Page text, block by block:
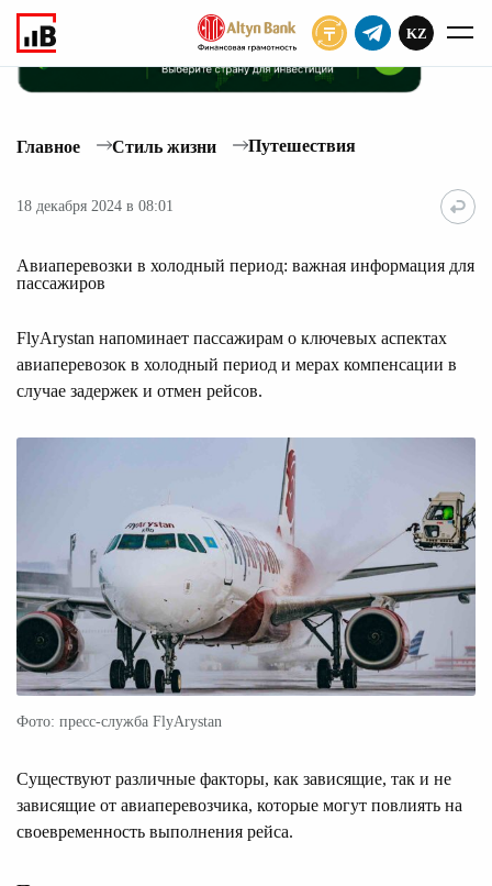
KZ
Главное Стиль жизни Путешествия
18 декабря 2024 в 08:01
Авиаперевозки в холодный период: важная информация для
пассажиров
FlyArystan напоминает пассажирам о ключевых аспектах
авиаперевозок в холодный период и мерах компенсации в
случае задержек и отмен рейсов.
Фото: пресс-служба FlyArystan
Существуют различные факторы, как зависящие, так и не
зависящие от авиаперевозчика, которые могут повлиять на
своевременность выполнения рейса.